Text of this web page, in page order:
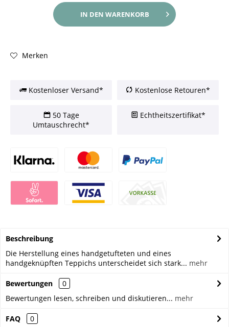
IN DEN WARENKORB
Merken
Kostenloser Versand* Kostenlose Retouren*
50 Tage
Umtauschrecht*
Echtheitszertifikat*
Beschreibung
Die Herstellung eines handgetufteten und eines
handgeknüpften Teppichs unterscheidet sich stark... mehr
Bewertungen
0
Bewertungen lesen, schreiben und diskutieren... mehr
FAQ
0